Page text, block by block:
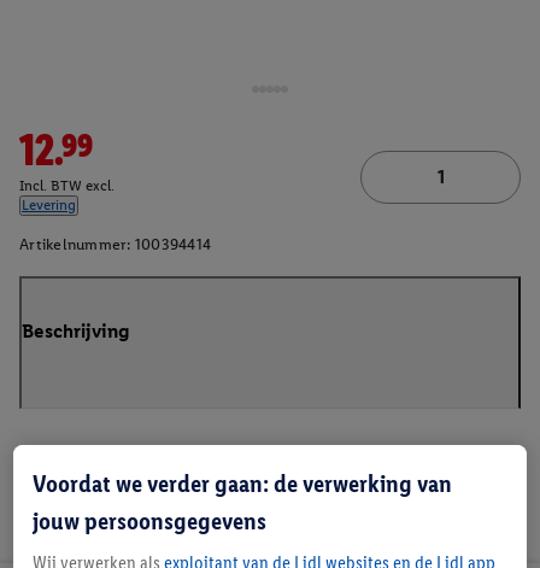
12.99
Incl. BTW excl.
Levering
Artikelnummer: 100394414
Beschrijving
Voordat we verder gaan: de verwerking van
jouw persoonsgegevens
Wij verwerken als exploitant van de Lidl websites en de Lidl app